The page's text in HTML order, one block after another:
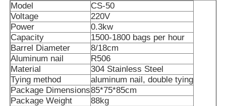
Machine à emballer verticale
Machine à emballer horizontale
Machine d'emballage à comptage visuel
Model
CS-50
Voltage
220V
Power
0.3kw
Capacity
1500-1800 bags per hour
Barrel Diameter
8/18cm
Aluminum nail
R506
Material
304 Stainless Steel
Tying method
aluminum nail, double tying
Package Dimensions85*75*85cm
Package Weight
88kg